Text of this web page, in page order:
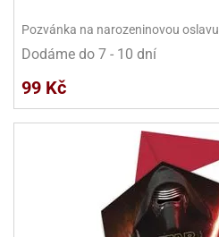
Pozvánka na narozeninovou
Dodáme do 7 - 10 dní
99 Kč